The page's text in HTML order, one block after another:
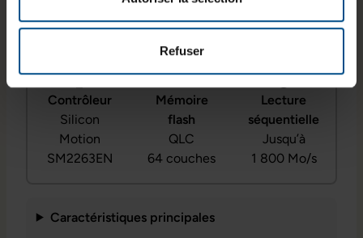
Refuser
512 Go
(NVMe)
M.2 2280
Contrôleur
Silicon
Motion
SM2263EN
Mémoire
flash
QLC
64 couches
Lecture
séquentielle
Jusqu’à
1 800 Mo/s
Caractéristiques principales